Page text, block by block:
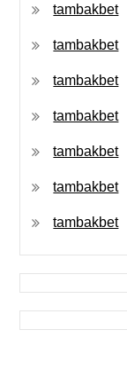
tambakbet
tambakbet
tambakbet
tambakbet
tambakbet
tambakbet
tambakbet